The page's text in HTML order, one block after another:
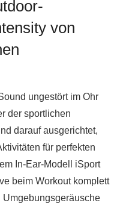
von
ungestört im Ohr
der sportlichen
darauf ausgerichtet,
für perfekten
In-Ear-Modell iSport
beim Workout komplett